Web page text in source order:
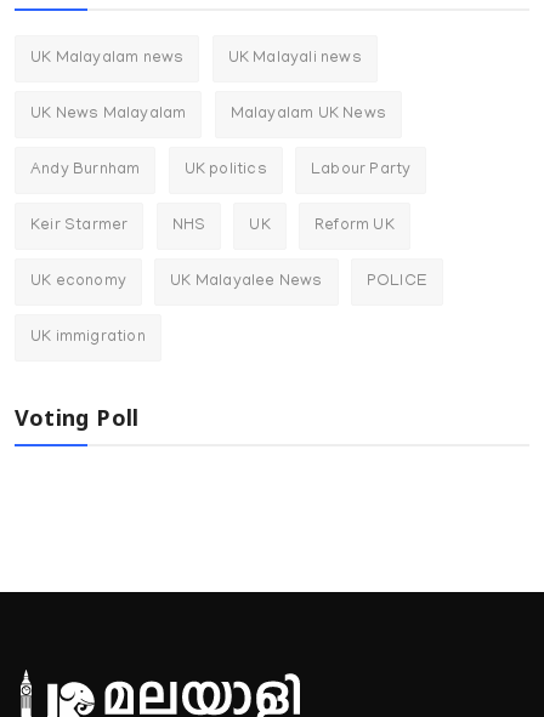
UK Malayalam news UK Malayali news
UK News Malayalam Malayalam UK News
Andy Burnham UK politics Labour Party
Keir Starmer NHS UK Reform UK
UK economy UK Malayalee News POLICE
UK immigration
Voting Poll